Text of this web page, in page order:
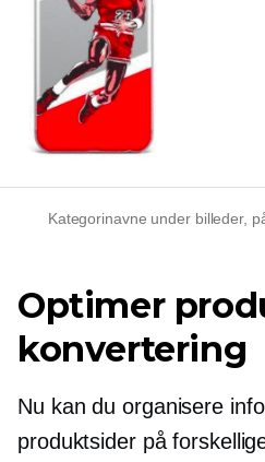
Kategorinavne under billeder,
Optimer
konvertering
Nu kan du organisere
produktsider på